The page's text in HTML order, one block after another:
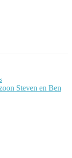
Steven en Ben